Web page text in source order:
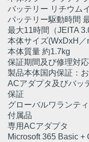
バッテリー リチウム
バッテリー駆動時間
最大11時間（JEITA
本体サイズ(WxDxH
本体質量 約1.7kg
保証期間及び修理対
製品本体国内保証：
ACアダプタ及びバッ
保証
グローバルワランテ
付属品
専用ACアダプタ
Microsoft 365 Basic +